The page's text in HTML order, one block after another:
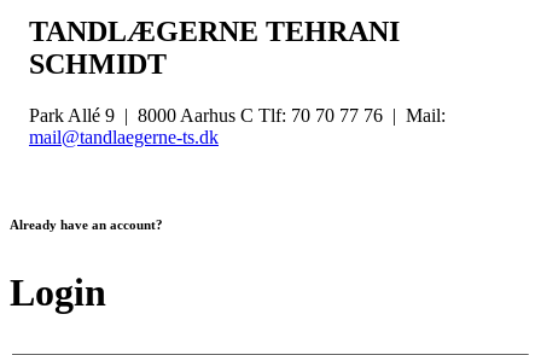
TANDLÆGERNE TEHRANI
SCHMIDT
Park Allé 9 | 8000 Aarhus C Tlf: 70 70 77 76 | Mail:
mail@tandlaegerne-ts.dk
Already have an account?
Login